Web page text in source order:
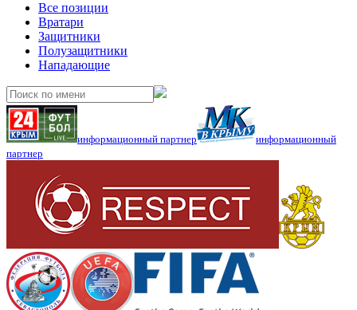
Все позиции
Вратари
Защитники
Полузащитники
Нападающие
информационный партнер
информационный
партнер